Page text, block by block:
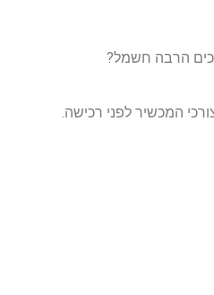
הרבה חשמל?
המכשיר לפני רכישה.